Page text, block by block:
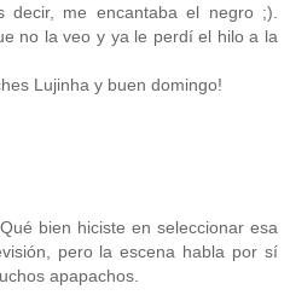
me encantaba el negro ;).
no la veo y ya le perdí el hilo a la
Lujinha y buen domingo!
bien hiciste en seleccionar esa
pero la escena habla por sí
apapachos.